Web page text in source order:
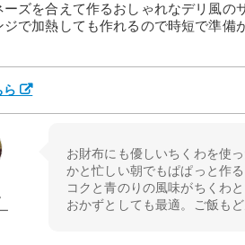
ーズを合えて作るおしゃれなデリ風
ジで加熱しても作れるので時短で準備
ら
お財布にも優しいちくわを使
かと忙しい朝でもぱぱっと作
コクと青のりの風味がちくわ
おかずとしても最適。ご飯も